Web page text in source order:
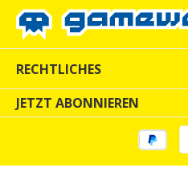
RECHTLICHES
JETZT ABONNIEREN